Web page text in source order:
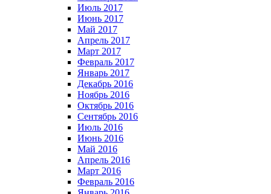
Июль 2017
Июнь 2017
Май 2017
Апрель 2017
Март 2017
Февраль 2017
Январь 2017
Декабрь 2016
Ноябрь 2016
Октябрь 2016
Сентябрь 2016
Июль 2016
Июнь 2016
Май 2016
Апрель 2016
Март 2016
Февраль 2016